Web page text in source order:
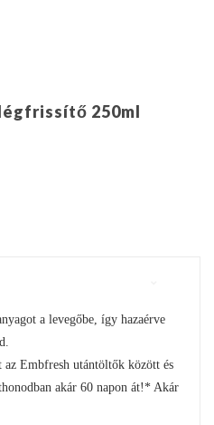
250ml
a levegőbe, így hazaérve
Embfresh utántöltők között és
akár 60 napon át!* Akár